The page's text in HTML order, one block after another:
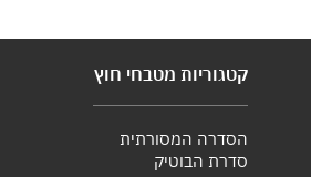
קטגוריות מטבחי חוץ
הסדרה המסורתית
סדרת הבוטיק